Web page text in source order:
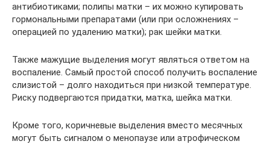
антибиотиками; полипы матки – их можно купировать
гормональными препаратами (или при осложнениях –
операцией по удалению матки); рак шейки матки.
Также мажущие выделения могут являться ответом на
воспаление. Самый простой способ получить воспаление
слизистой – долго находиться при низкой температуре.
Риску подвергаются придатки, матка, шейка матки.
Кроме того, коричневые выделения вместо месячных
могут быть сигналом о менопаузе или атрофическом